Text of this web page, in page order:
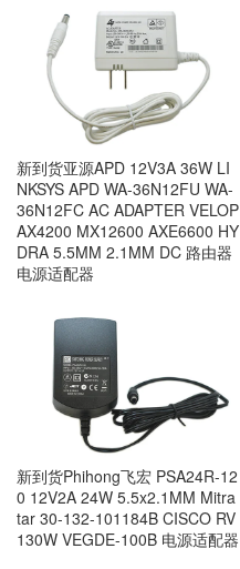
新到货亚源APD 12V3A 36W LI
NKSYS APD WA-36N12FU WA-
36N12FC AC ADAPTER VELOP
AX4200 MX12600 AXE6600 HY
DRA 5.5MM 2.1MM DC 路由器
电源适配器
新到货Phihong飞宏 PSA24R-12
0 12V2A 24W 5.5x2.1MM Mitra
tar 30-132-101184B CISCO RV
130W VEGDE-100B 电源适配器